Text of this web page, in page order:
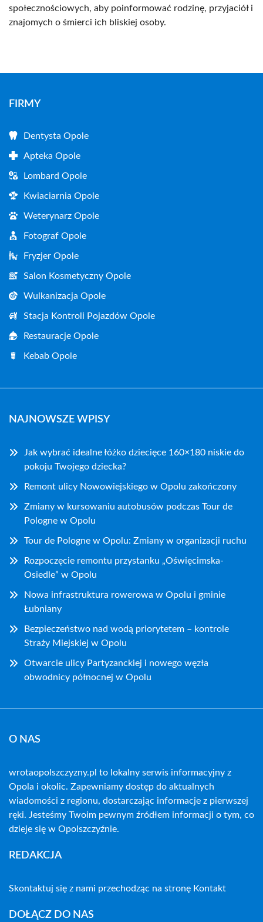
społecznościowych, aby poinformować rodzinę, przyjaciół i
znajomych o śmierci ich bliskiej osoby.
FIRMY
Dentysta Opole
Apteka Opole
Lombard Opole
Kwiaciarnia Opole
Weterynarz Opole
Fotograf Opole
Fryzjer Opole
Salon Kosmetyczny Opole
Wulkanizacja Opole
Stacja Kontroli Pojazdów Opole
Restauracje Opole
Kebab Opole
NAJNOWSZE WPISY
Jak wybrać idealne łóżko dziecięce 160×180 niskie do
pokoju Twojego dziecka?
Remont ulicy Nowowiejskiego w Opolu zakończony
Zmiany w kursowaniu autobusów podczas Tour de
Pologne w Opolu
Tour de Pologne w Opolu: Zmiany w organizacji ruchu
Rozpoczęcie remontu przystanku „Oświęcimska-
Osiedle” w Opolu
Nowa infrastruktura rowerowa w Opolu i gminie
Łubniany
Bezpieczeństwo nad wodą priorytetem – kontrole
Straży Miejskiej w Opolu
Otwarcie ulicy Partyzanckiej i nowego węzła
obwodnicy północnej w Opolu
O NAS
wrotaopolszczyzny.pl to lokalny serwis informacyjny z
Opola i okolic. Zapewniamy dostęp do aktualnych
wiadomości z regionu, dostarczając informacje z pierwszej
ręki. Jesteśmy Twoim pewnym źródłem informacji o tym, co
dzieje się w Opolszczyźnie.
REDAKCJA
Skontaktuj się z nami przechodząc na stronę Kontakt
DOŁĄCZ DO NAS